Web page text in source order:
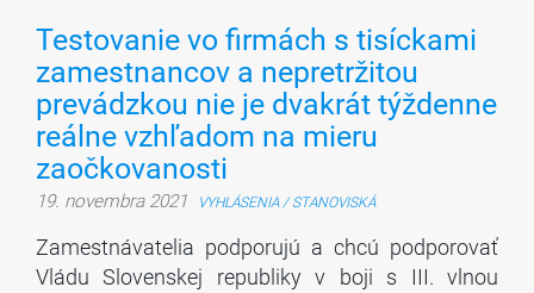
Testovanie vo firmách s tisíckami
zamestnancov a nepretržitou
prevádzkou nie je dvakrát týždenne
reálne vzhľadom na mieru
zaočkovanosti
19. novembra 2021 VYHLÁSENIA / STANOVISKÁ
Zamestnávatelia podporujú a chcú podporovať
Vládu Slovenskej republiky v boji s III. vlnou